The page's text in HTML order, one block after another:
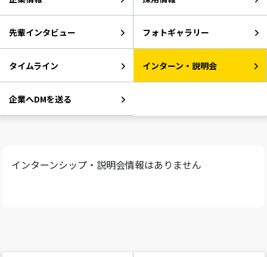
先輩インタビュー フォトギャラリー
タイムライン インターン・説明会
企業へDMを送る
インターンシップ・説明会情報はありません